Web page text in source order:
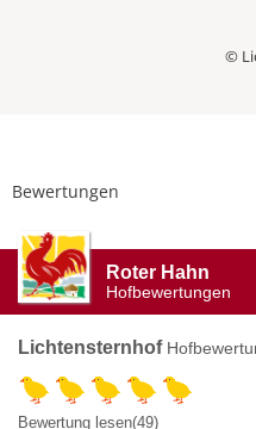
©
Bewertungen
Roter Hahn
Hofbewertungen
Lichtensternhof
Bewertung lesen(49)